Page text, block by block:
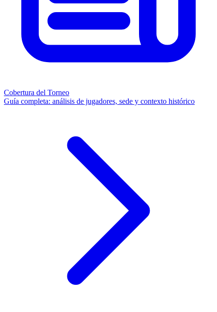
Cobertura del Torneo
Guía completa: análisis de jugadores, sede y contexto histórico